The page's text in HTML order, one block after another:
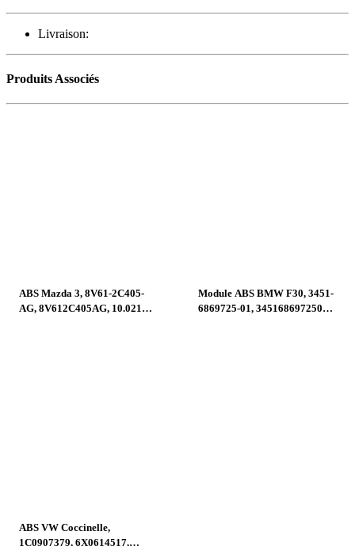
Livraison:
Produits Associés
ABS Mazda 3, 8V61-2C405-
AG, 8V612C405AG, 10.0212-
Module ABS BMW F30, 3451-
6869725-01, 3451686972501,
ABS VW Coccinelle,
1C0907379, 6X0614517,